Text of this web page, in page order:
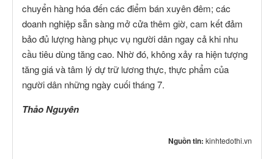
chuyển hàng hóa đến các điểm bán xuyên đêm; các
doanh nghiệp sẵn sàng mở cửa thêm giờ, cam kết đảm
bảo đủ lượng hàng phục vụ người dân ngay cả khi nhu
cầu tiêu dùng tăng cao. Nhờ đó, không xảy ra hiện tượng
tăng giá và tâm lý dự trữ lương thực, thực phẩm của
người dân những ngày cuối tháng 7.
Thảo Nguyên
Nguồn tin: kinhtedothi.vn